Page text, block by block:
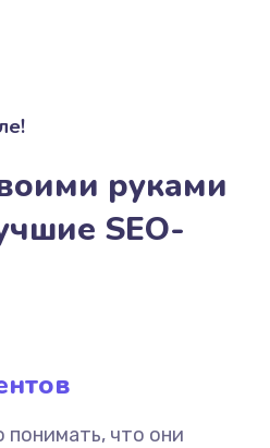
руками
SEO-
что они